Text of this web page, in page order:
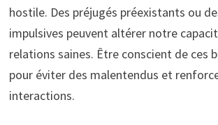
hostile. Des préjugés préexistants ou
impulsives peuvent altérer notre
relations saines. Être conscient de ces
pour éviter des malentendus et
interactions.